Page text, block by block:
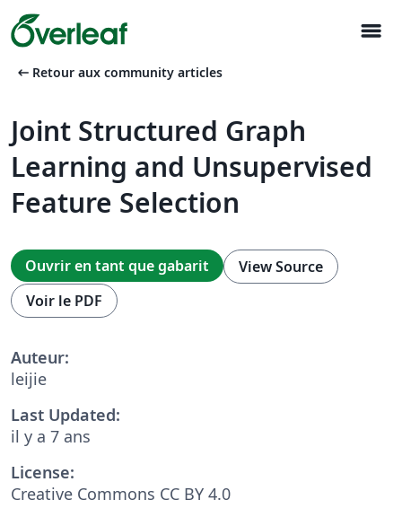
menu
arrow_left_alt Retour aux community articles
Joint Structured Graph
Learning and Unsupervised
Feature Selection
Ouvrir en tant que gabarit
View Source
Voir le PDF
Auteur:
leijie
Last Updated:
il y a 7 ans
License:
Creative Commons CC BY 4.0